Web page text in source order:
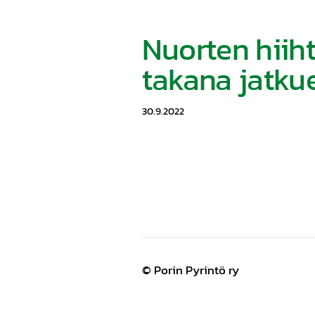
Nuorten
takana
30.9.2022
© Porin Pyrintö ry